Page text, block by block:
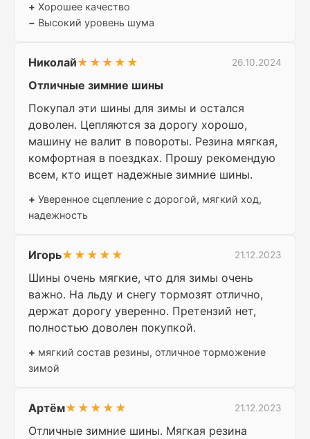
+ Хорошее качество
− Высокий уровень шума
Николай★★★★★ 26.10.2024
Отличные зимние шины
Покупал эти шины для зимы и остался
доволен. Цепляются за дорогу хорошо,
машину не валит в повороты. Резина мягкая,
комфортная в поездках. Прошу рекомендую
всем, кто ищет надежные зимние шины.
+ Уверенное сцепление с дорогой, мягкий ход,
надежность
Игорь★★★★★ 21.12.2023
Шины очень мягкие, что для зимы очень
важно. На льду и снегу тормозят отлично,
держат дорогу уверенно. Претензий нет,
полностью доволен покупкой.
+ мягкий состав резины, отличное торможение
зимой
Артём★★★★★ 21.12.2023
Отличные зимние шины. Мягкая резина